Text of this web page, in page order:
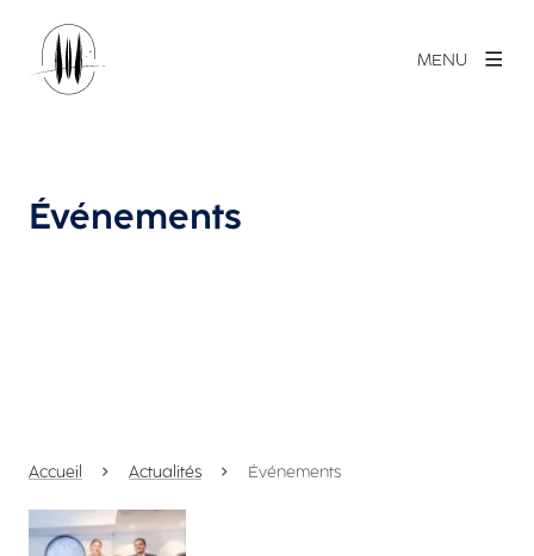
MENU
Événements
Accueil Actualités Événements